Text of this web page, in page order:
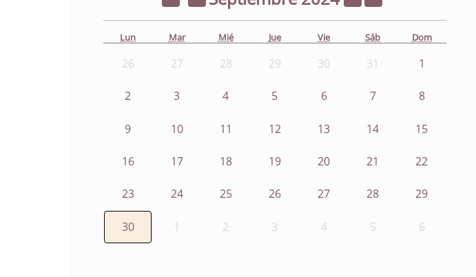
Lun Mar Mié Jue Vie Sáb Dom
26 27 28 29 30 31 1
2 3 4 5 6 7 8
9 10 11 12 13 14 15
16 17 18 19 20 21 22
23 24 25 26 27 28 29
30 1 2 3 4 5 6